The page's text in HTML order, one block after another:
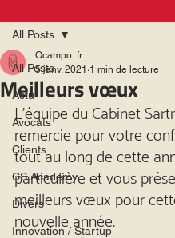
All Posts
Actu
Avocats
Clients
CS Academy
Divers
Innovation / Startup
All Posts
Meilleurs vœux
Ocampo .fr
5 janv. 2021 1 min de lecture
L’équipe du Cabinet
remercie pour votre
tout au long de cette
particulière et vous
meilleurs vœux pour
nouvelle année.